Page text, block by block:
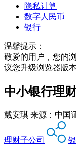
隐私计算
数字人民币
银行
温馨提示：
敬爱的用户，您的
议您升级浏览器版
中小银行理
戴安琪 来源： 中国
理财子公司